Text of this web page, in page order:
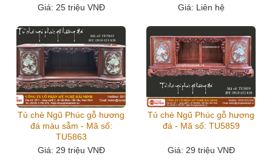
Giá: 25 triệu VNĐ Giá: Liên hệ
Tủ chè Ngũ Phúc gỗ hương
đá màu sẫm - Mã số:
TU5863
Giá: 29 triệu VNĐ
Tủ chè Ngũ Phúc gỗ hương
đá - Mã số: TU5859
Giá: 29 triệu VNĐ